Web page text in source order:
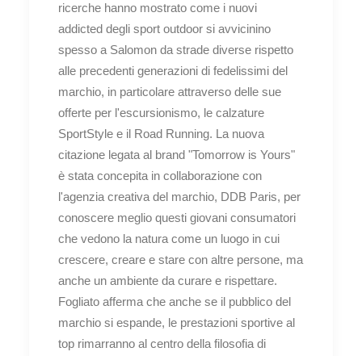
ricerche hanno mostrato come i nuovi
addicted degli sport outdoor si avvicinino
spesso a Salomon da strade diverse rispetto
alle precedenti generazioni di fedelissimi del
marchio, in particolare attraverso delle sue
offerte per l'escursionismo, le calzature
SportStyle e il Road Running. La nuova
citazione legata al brand "Tomorrow is Yours"
è stata concepita in collaborazione con
l'agenzia creativa del marchio, DDB Paris, per
conoscere meglio questi giovani consumatori
che vedono la natura come un luogo in cui
crescere, creare e stare con altre persone, ma
anche un ambiente da curare e rispettare.
Fogliato afferma che anche se il pubblico del
marchio si espande, le prestazioni sportive al
top rimarranno al centro della filosofia di